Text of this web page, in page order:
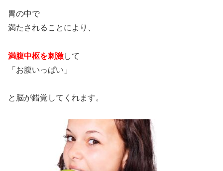
胃の中で
満たされることにより、
満腹中枢を刺激して
「お腹いっぱい」
と脳が錯覚してくれます。